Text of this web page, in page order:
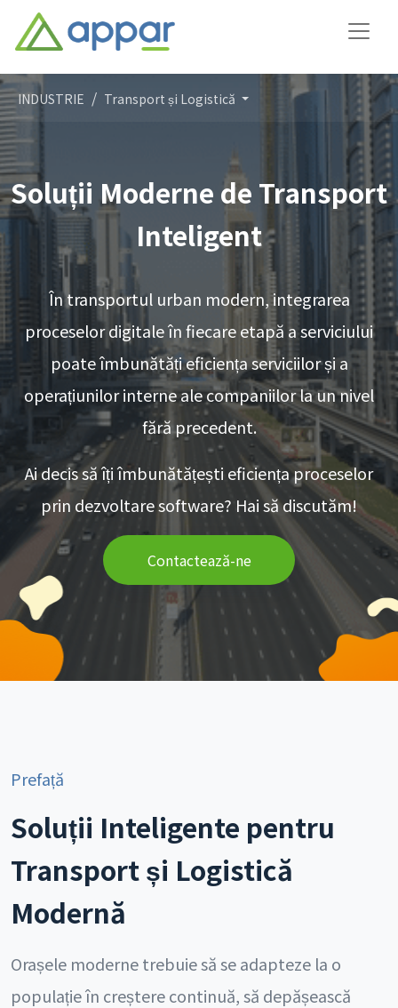
INDUSTRIE Transport și Logistică
Soluții Moderne de Transport
Inteligent
În transportul urban modern, integrarea
proceselor digitale în fiecare etapă a serviciului
poate îmbunătăți eficiența serviciilor și a
operațiunilor interne ale companiilor la un nivel
fără precedent.
Ai decis să îți îmbunătățești eficiența proceselor
prin dezvoltare software? Hai să discutăm!
Contactează-ne
Prefață
Soluții Inteligente pentru
Transport și Logistică
Modernă
Orașele moderne trebuie să se adapteze la o
populație în creștere continuă, să depășească